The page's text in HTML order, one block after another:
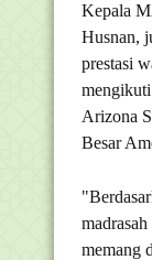
Kepala
Husnan,
prestasi
Arizona
Besar
memang